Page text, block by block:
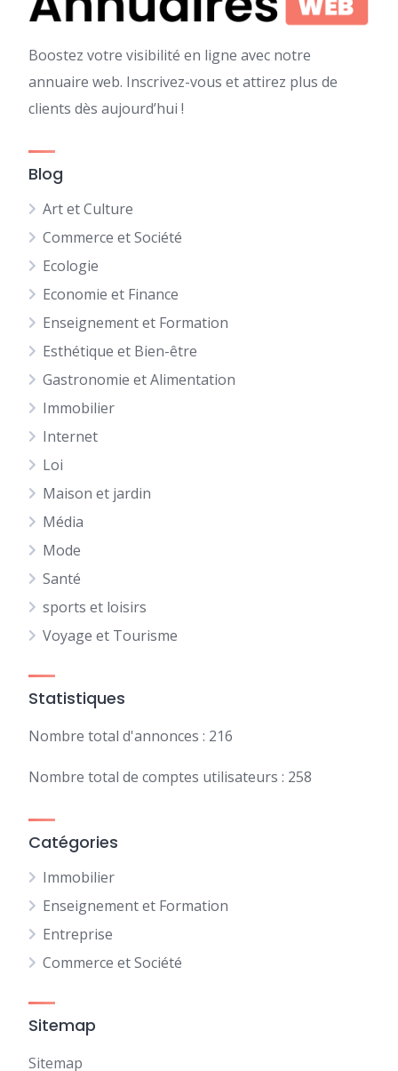
Boostez votre visibilité en ligne avec notre
annuaire web. Inscrivez-vous et attirez plus de
clients dès aujourd’hui !
Blog
Art et Culture
Commerce et Société
Ecologie
Economie et Finance
Enseignement et Formation
Esthétique et Bien-être
Gastronomie et Alimentation
Immobilier
Internet
Loi
Maison et jardin
Média
Mode
Santé
sports et loisirs
Voyage et Tourisme
Statistiques
Nombre total d'annonces : 216
Nombre total de comptes utilisateurs : 258
Catégories
Immobilier
Enseignement et Formation
Entreprise
Commerce et Société
Sitemap
Sitemap